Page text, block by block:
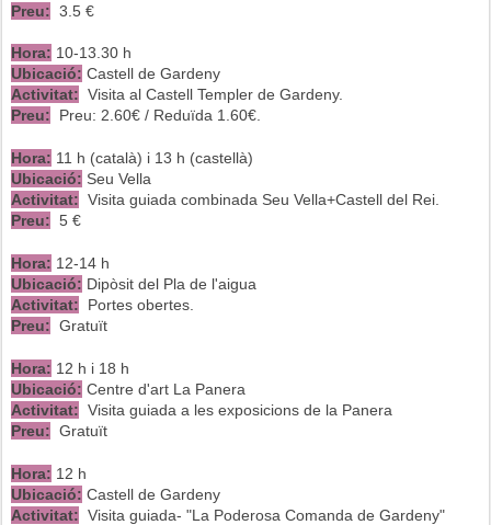
Preu: 3.5 €
Hora: 10-13.30 h
Ubicació: Castell de Gardeny
Activitat: Visita al Castell Templer de Gardeny.
Preu: Preu: 2.60€ / Reduïda 1.60€.
Hora: 11 h (català) i 13 h (castellà)
Ubicació: Seu Vella
Activitat: Visita guiada combinada Seu Vella+Castell del Rei.
Preu: 5 €
Hora: 12-14 h
Ubicació: Dipòsit del Pla de l'aigua
Activitat: Portes obertes.
Preu: Gratuït
Hora: 12 h i 18 h
Ubicació: Centre d'art La Panera
Activitat: Visita guiada a les exposicions de la Panera
Preu: Gratuït
Hora: 12 h
Ubicació: Castell de Gardeny
Activitat: Visita guiada- "La Poderosa Comanda de Gardeny"